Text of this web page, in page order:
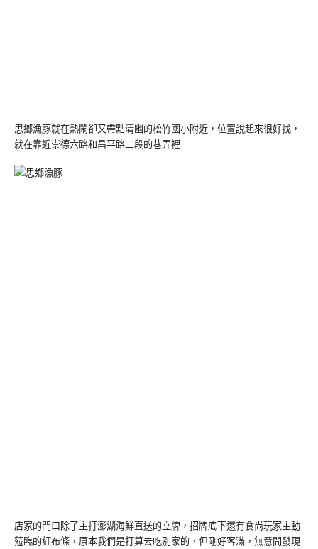
思鄉漁豚就在熱鬧卻又帶點清幽的松竹國小附近，位置說起來很好找，
就在靠近崇德六路和昌平路二段的巷弄裡
店家的門口除了主打澎湖海鮮直送的立牌，招牌底下還有食尚玩家主動
蒞臨的紅布條，原本我們是打算去吃別家的，但剛好客滿，無意間發現